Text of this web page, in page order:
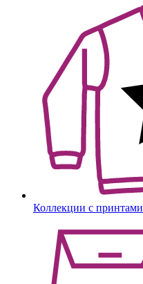
Коллекции с принтами